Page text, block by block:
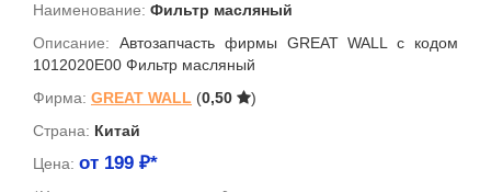
Наименование: Фильтр масляный
Описание: Автозапчасть фирмы GREAT WALL с кодом
1012020E00 Фильтр масляный
Фирма: GREAT WALL (0,50
)
Страна: Китай
Цена: от 199 ₽*